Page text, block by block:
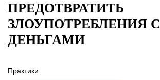
ПРЕДОТВРАТИТЬ
ЗЛОУПОТРЕБЛЕНИЯ С
ДЕНЬГАМИ
Практики